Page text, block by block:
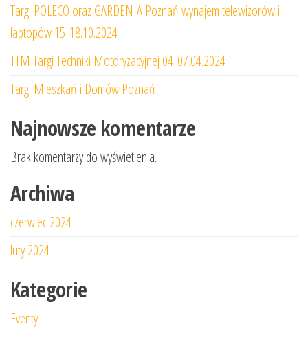
Targi POLECO oraz GARDENIA Poznań wynajem telewizorów i
laptopów 15-18.10.2024
TTM Targi Techniki Motoryzacyjnej 04-07.04.2024
Targi Mieszkań i Domów Poznań
Najnowsze komentarze
Brak komentarzy do wyświetlenia.
Archiwa
czerwiec 2024
luty 2024
Kategorie
Eventy